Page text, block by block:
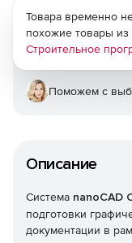
Описание
Система nanoCAD
подготовки
документации в
Товара временно
похожие товары из
Строительное
Поможем с